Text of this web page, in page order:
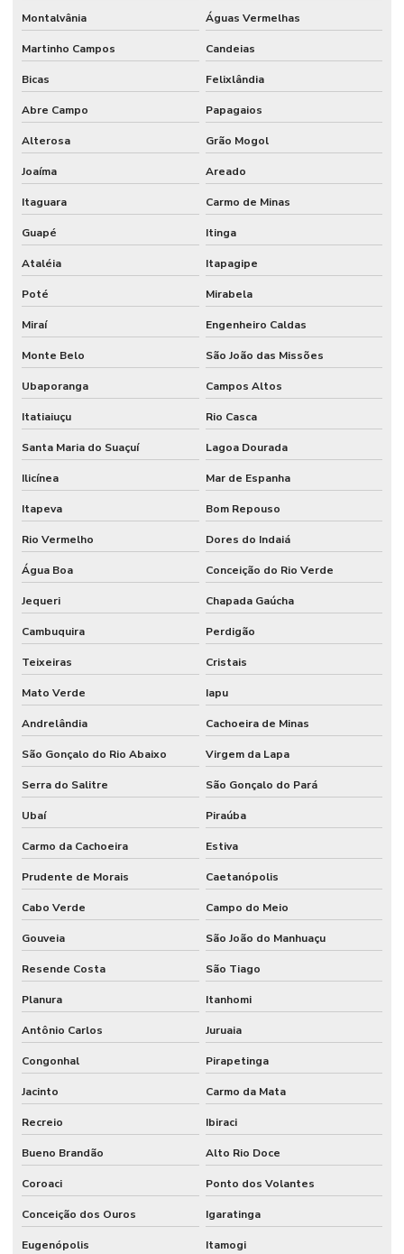
Montalvânia Águas Vermelhas
Martinho Campos Candeias
Bicas Felixlândia
Abre Campo Papagaios
Alterosa Grão Mogol
Joaíma Areado
Itaguara Carmo de Minas
Guapé Itinga
Ataléia Itapagipe
Poté Mirabela
Miraí Engenheiro Caldas
Monte Belo São João das Missões
Ubaporanga Campos Altos
Itatiaiuçu Rio Casca
Santa Maria do Suaçuí Lagoa Dourada
Ilicínea Mar de Espanha
Itapeva Bom Repouso
Rio Vermelho Dores do Indaiá
Água Boa Conceição do Rio Verde
Jequeri Chapada Gaúcha
Cambuquira Perdigão
Teixeiras Cristais
Mato Verde Iapu
Andrelândia Cachoeira de Minas
São Gonçalo do Rio Abaixo Virgem da Lapa
Serra do Salitre São Gonçalo do Pará
Ubaí Piraúba
Carmo da Cachoeira Estiva
Prudente de Morais Caetanópolis
Cabo Verde Campo do Meio
Gouveia São João do Manhuaçu
Resende Costa São Tiago
Planura Itanhomi
Antônio Carlos Juruaia
Congonhal Pirapetinga
Jacinto Carmo da Mata
Recreio Ibiraci
Bueno Brandão Alto Rio Doce
Coroaci Ponto dos Volantes
Conceição dos Ouros Igaratinga
Eugenópolis Itamogi